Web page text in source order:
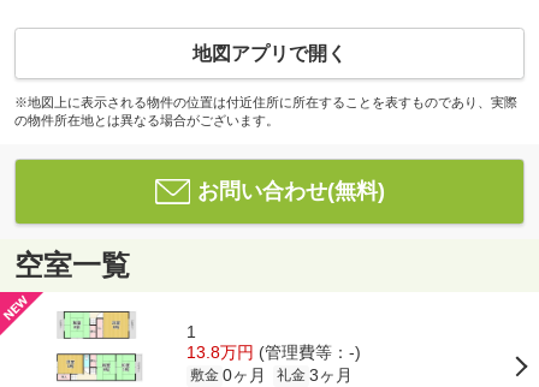
地図アプリで開く
※地図上に表示される物件の位置は付近住所に所在することを表すものであり、実際
の物件所在地とは異なる場合がございます。
お問い合わせ(無料)
空室一覧
1
13.8万円 (管理費等：-)
敷金 0ヶ月 礼金 3ヶ月